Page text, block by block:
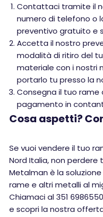
Contattaci tramite il
numero di telefono o
preventivo gratuito e
Accetta il nostro
modalità di ritiro del
materiale con i nostri
portarlo tu presso la
Consegna il tuo rame
pagamento in
Cosa aspetti?
Se vuoi vendere il tuo
Nord Italia, non
Metalman è la
rame e altri metalli al
Chiamaci al 351
e scopri la nostra